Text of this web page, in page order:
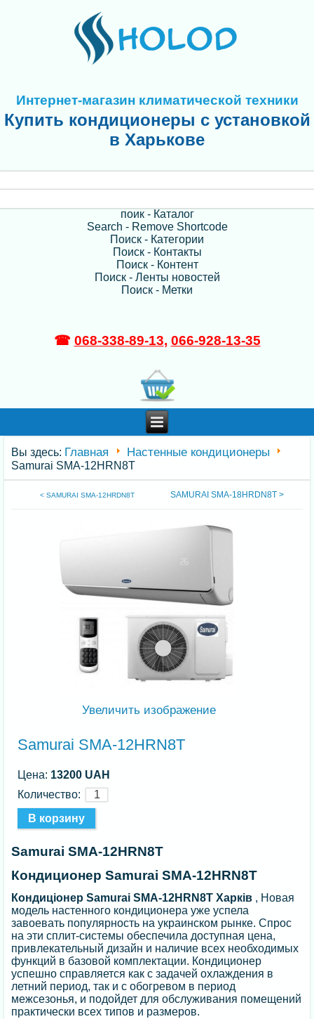
Интернет-магазин климатической техники
Купить кондиционеры с установкой
в Харькове
поик - Каталог
Search - Remove Shortcode
Поиск - Категории
Поиск - Контакты
Поиск - Контент
Поиск - Ленты новостей
Поиск - Метки
☎ 068-338-89-13, 066-928-13-35
Вы здесь: Главная Настенные кондиционеры
Samurai SMA-12HRN8T
< SAMURAI SMA-12HRDN8T SAMURAI SMA-18HRDN8T >
Увеличить изображение
Samurai SMA-12HRN8T
Цена: 13200 UAH
Количество:
Samurai SMA-12HRN8T
Кондиционер Samurai SMA-12HRN8T
Кондиціонер Samurai SMA-12HRN8T Харків , Новая
модель настенного кондиционера уже успела
завоевать популярность на украинском рынке. Спрос
на эти сплит-системы обеспечила доступная цена,
привлекательный дизайн и наличие всех необходимых
функций в базовой комплектации. Кондиционер
успешно справляется как с задачей охлаждения в
летний период, так и с обогревом в период
межсезонья, и подойдет для обслуживания помещений
практически всех типов и размеров.